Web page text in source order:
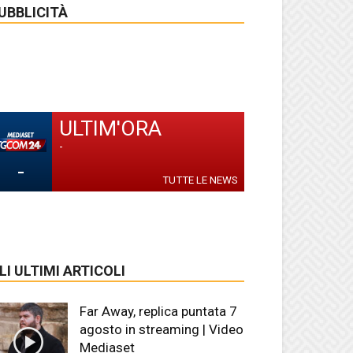
-
ULTIM'ORA
-
TUTTE LE NEWS
ULTIMI ARTICOLI
Far Away, replica puntata 7
agosto in streaming | Video
Mediaset